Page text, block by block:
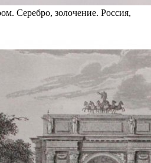
Серебро, золочение. Россия,